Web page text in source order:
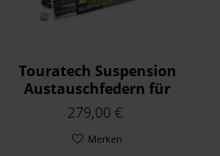
Touratech Suspension
Austauschfedern für
Yamaha TRX 850 JAPAN
1995 -
279,00 €
Merken